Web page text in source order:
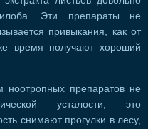
Эти препараты не
привыкания, как от
время получают хороший
ноотропных препаратов не
усталости, это
снимают прогулки в лесу,